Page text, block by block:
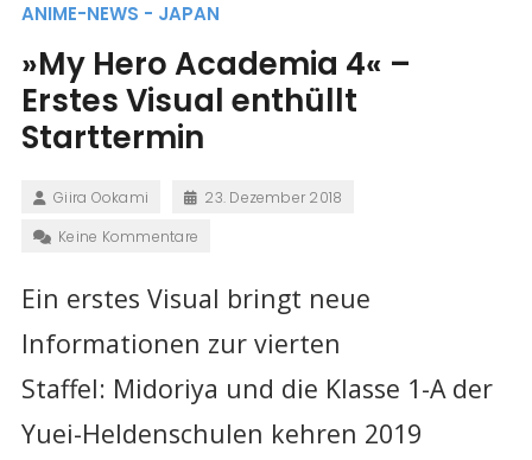
ANIME-NEWS - JAPAN
»My Hero Academia 4« –
Erstes Visual enthüllt
Starttermin
Giira Ookami
23. Dezember 2018
Keine Kommentare
Ein erstes Visual bringt neue
Informationen zur vierten
Staffel: Midoriya und die Klasse 1-A der
Yuei-Heldenschulen kehren 2019